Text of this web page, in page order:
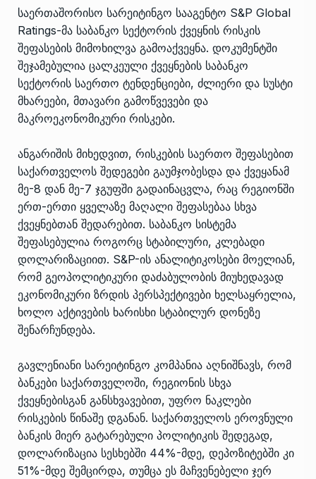
საერთაშორისო სარეიტინგო სააგენტო S&P Global
Ratings-მა საბანკო სექტორის ქვეყნის რისკის
შეფასების მიმოხილვა გამოაქვეყნა. დოკუმენტში
შეჯამებულია ცალკეული ქვეყნების საბანკო
სექტორის საერთო ტენდენციები, ძლიერი და სუსტი
მხარეები, მთავარი გამოწვევები და
მაკროეკონომიკური რისკები.
ანგარიშის მიხედვით, რისკების საერთო შეფასებით
საქართველოს შედეგები გაუმჯობესდა და ქვეყანამ
მე-8 დან მე-7 ჯგუფში გადაინაცვლა, რაც რეგიონში
ერთ-ერთი ყველაზე მაღალი შეფასებაა სხვა
ქვეყნებთან შედარებით. საბანკო სისტემა
შეფასებულია როგორც სტაბილური, კლებადი
დოლარიზაციით. S&P-ის ანალიტიკოსები მოელიან,
რომ გეოპოლიტიკური დაძაბულობის მიუხედავად
ეკონომიკური ზრდის პერსპექტივები ხელსაყრელია,
ხოლო აქტივების ხარისხი სტაბილურ დონეზე
შენარჩუნდება.
გავლენიანი სარეიტინგო კომპანია აღნიშნავს, რომ
ბანკები საქართველოში, რეგიონის სხვა
ქვეყნებისგან განსხვავებით, უფრო ნაკლები
რისკების წინაშე დგანან. საქართველოს ეროვნული
ბანკის მიერ გატარებული პოლიტიკის შედეგად,
დოლარიზაცია სესხებში 44%-მდე, დეპოზიტებში კი
51%-მდე შემცირდა, თუმცა ეს მაჩვენებელი ჯერ